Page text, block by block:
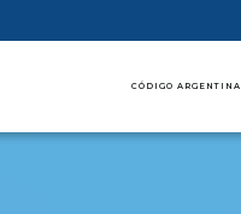
CÓDIGO ARGENTINA